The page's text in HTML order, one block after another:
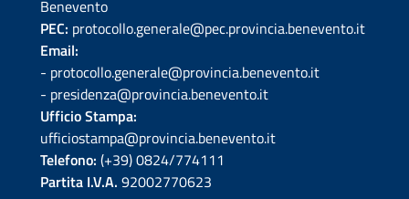
Benevento
PEC: protocollo.generale@pec.provincia.benevento.it
Email:
- protocollo.generale@provincia.benevento.it
- presidenza@provincia.benevento.it
Ufficio Stampa:
ufficiostampa@provincia.benevento.it
Telefono: (+39) 0824/774111
Partita I.V.A. 92002770623